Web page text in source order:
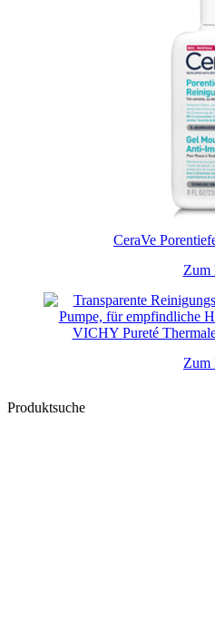
CeraVe
Zum
VICHY Pureté
Zum
Produktsuche